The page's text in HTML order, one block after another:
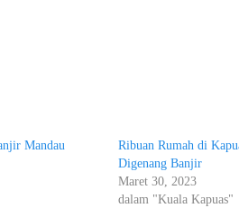
Mandau
Ribuan Rumah di
Digenang Banjir
Maret 30, 2023
dalam "Kuala Kapuas"